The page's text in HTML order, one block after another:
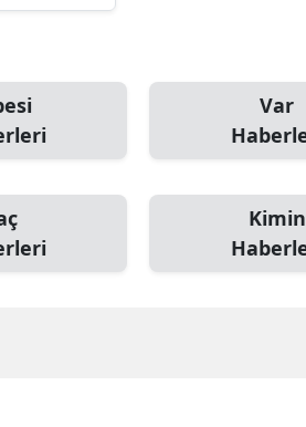
Var
Kimin